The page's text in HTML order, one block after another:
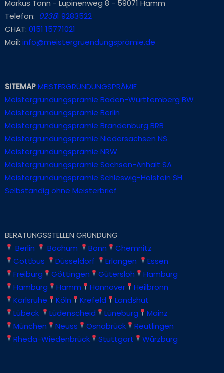
Markus Tonn - Lupinenweg 8 - 59071 Hamm
Telefon: 02381 9283522
CHAT: 0151 15771021
Mail: info@meistergruendungsprämie.de
SITEMAP MEISTERGRÜNDUNGSPRÄMIE
Meistergründungsprämie Baden-Württemberg BW
Meistergründungsprämie Berlin
Meistergründungsprämie Brandenburg BRB
Meistergründungsprämie Niedersachsen NS
Meistergründungsprämie NRW
Meistergründungsprämie Sachsen-Anhalt SA
Meistergründungsprämie Schleswig-Holstein SH
Selbständig ohne Meisterbrief
BERATUNGSSTELLEN GRÜNDUNG
Berlin
Bochum Bonn
Chemnitz
Cottbus
Düsseldorf Erlangen
Essen
Freiburg
Göttingen Gütersloh
Hamburg
Hamburg
Hamm Hannover
Heilbronn
Karlsruhe
Köln Krefeld
Landshut
Lübeck
Lüdenscheid Lüneburg
Mainz
München
Neuss Osnabrück
Reutlingen
Rheda-Wiedenbrück
Stuttgart Würzburg